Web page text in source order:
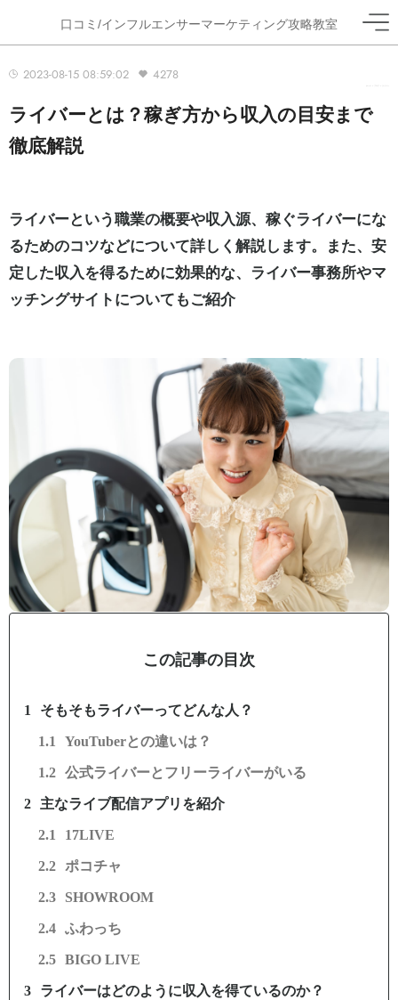
口コミ/インフルエンサーマーケティング攻略教室
2023-08-15 08:59:02 4278
ライバーとは？稼ぎ方から収入の目安まで
徹底解説
ライバーという職業の概要や収入源、稼ぐライバーにな
るためのコツなどについて詳しく解説します。また、安
定した収入を得るために効果的な、ライバー事務所やマ
ッチングサイトについてもご紹介
この記事の目次
そもそもライバーってどんな人？
YouTuberとの違いは？
公式ライバーとフリーライバーがいる
主なライブ配信アプリを紹介
17LIVE
ポコチャ
SHOWROOM
ふわっち
BIGO LIVE
ライバーはどのように収入を得ているのか？